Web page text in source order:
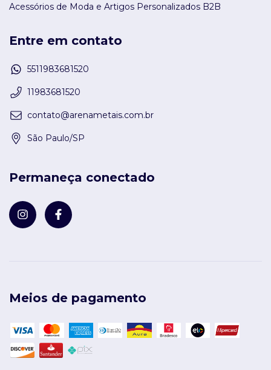
Acessórios de Moda e Artigos Personalizados B2B
Entre em contato
5511983681520
11983681520
contato@arenametais.com.br
São Paulo/SP
Permaneça conectado
Meios de pagamento